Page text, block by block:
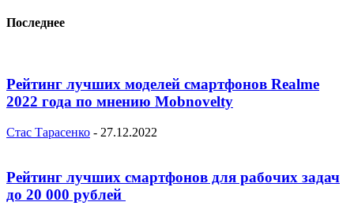
Последнее
Рейтинг лучших моделей смартфонов Realme
2022 года по мнению Mobnovelty
Стас Тарасенко - 27.12.2022
Рейтинг лучших смартфонов для рабочих задач
до 20 000 рублей